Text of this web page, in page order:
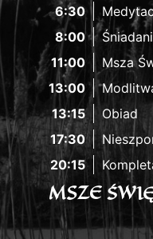
6:30
8:00
11:00
Msza
13:00
13:15
Obiad
17:30
20:15
MSZE